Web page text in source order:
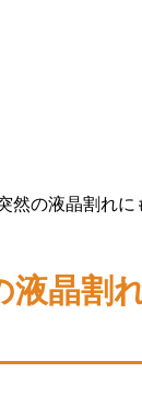
然の液晶割れに
液晶割